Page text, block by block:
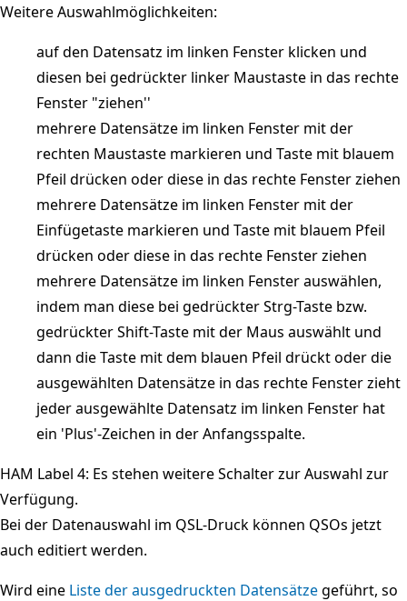
Weitere Auswahlmöglichkeiten:
auf den Datensatz im linken Fenster klicken und
diesen bei gedrückter linker Maustaste in das rechte
Fenster "ziehen''
mehrere Datensätze im linken Fenster mit der
rechten Maustaste markieren und Taste mit blauem
Pfeil drücken oder diese in das rechte Fenster ziehen
mehrere Datensätze im linken Fenster mit der
Einfügetaste markieren und Taste mit blauem Pfeil
drücken oder diese in das rechte Fenster ziehen
mehrere Datensätze im linken Fenster auswählen,
indem man diese bei gedrückter Strg-Taste bzw.
gedrückter Shift-Taste mit der Maus auswählt und
dann die Taste mit dem blauen Pfeil drückt oder die
ausgewählten Datensätze in das rechte Fenster zieht
jeder ausgewählte Datensatz im linken Fenster hat
ein 'Plus'-Zeichen in der Anfangsspalte.
HAM Label 4: Es stehen weitere Schalter zur Auswahl zur
Verfügung.
Bei der Datenauswahl im QSL-Druck können QSOs jetzt
auch editiert werden.
Wird eine Liste der ausgedruckten Datensätzegeführt, so